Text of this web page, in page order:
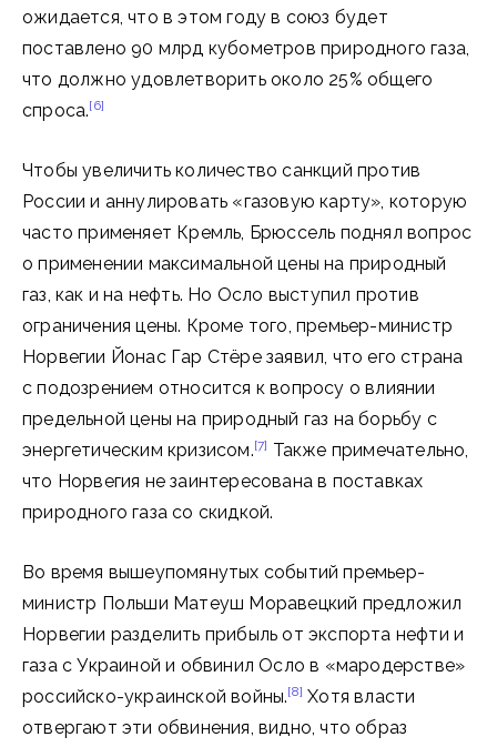
ожидается, что в этом году в союз будет
поставлено 90 млрд кубометров природного газа,
что должно удовлетворить около 25% общего
спроса.[6]
Чтобы увеличить количество санкций против
России и аннулировать «газовую карту», которую
часто применяет Кремль, Брюссель поднял вопрос
о применении максимальной цены на природный
газ, как и на нефть. Но Осло выступил против
ограничения цены. Кроме того, премьер-министр
Норвегии Йонас Гар Стёре заявил, что его страна
с подозрением относится к вопросу о влиянии
предельной цены на природный газ на борьбу с
энергетическим кризисом.[7] Также примечательно,
что Норвегия не заинтересована в поставках
природного газа со скидкой.
Во время вышеупомянутых событий премьер-
министр Польши Матеуш Моравецкий предложил
Норвегии разделить прибыль от экспорта нефти и
газа с Украиной и обвинил Осло в «мародерстве»
российско-украинской войны.[8] Хотя власти
отвергают эти обвинения, видно, что образ